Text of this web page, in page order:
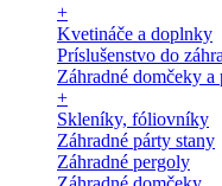
+
Kvetináče a doplnky
Príslušenstvo do
Záhradné domčeky a
+
Skleníky, fóliovníky
Záhradné párty stany
Záhradné pergoly